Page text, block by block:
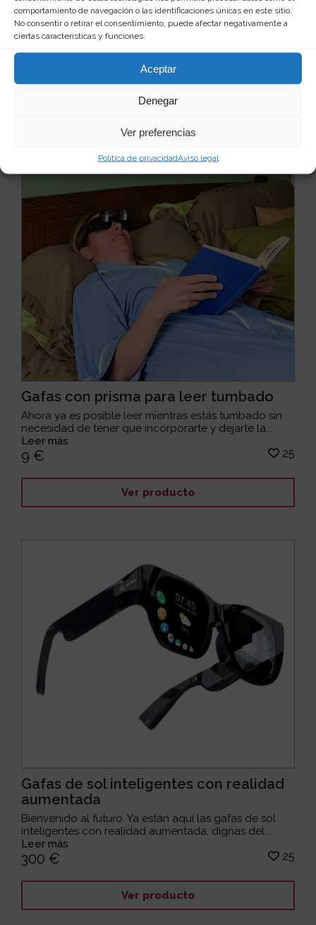
comportamiento de navegación o las identificaciones únicas en este sitio.
No consentir o retirar el consentimiento, puede afectar negativamente a
ciertas características y funciones.
Aceptar
Denegar
Ver preferencias
Política de privacidadAviso legal
Gafas de sol espía
Cúbrete las espaldas tu mismo con estas originales
gafas de sol, espía con espejo. Gracias a su senc...
Leer más
Ver producto
Gafas con prisma para leer tumbado
Ahora ya es posible leer mientras estás tumbado sin
necesidad de tener que incorporarte y dejarte la...
Leer más
9 € 25
Ver producto
Gafas de sol inteligentes con realidad
aumentada
Bienvenido al futuro. Ya están aquí las gafas de sol
inteligentes con realidad aumentada, dignas del...
Leer más
300 € 25
Ver producto